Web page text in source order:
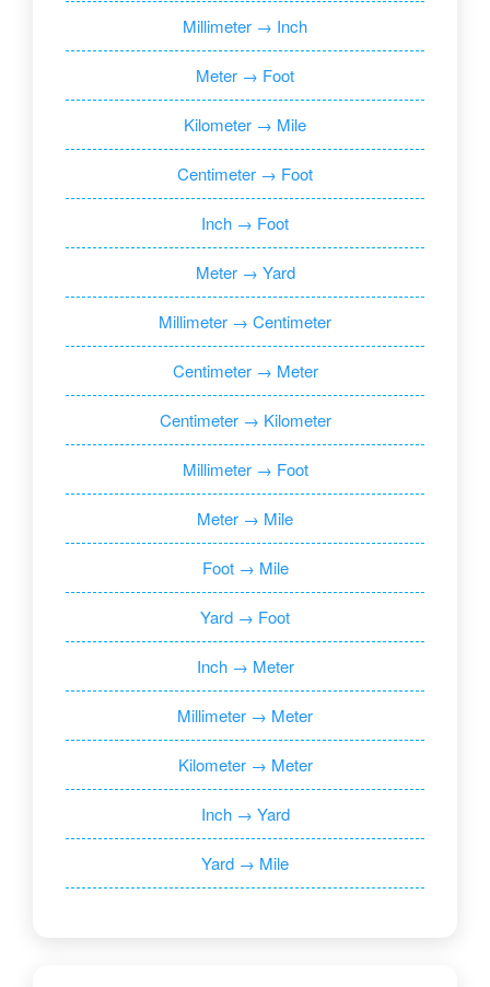
Millimeter → Inch
Meter → Foot
Kilometer → Mile
Centimeter → Foot
Inch → Foot
Meter → Yard
Millimeter → Centimeter
Centimeter → Meter
Centimeter → Kilometer
Millimeter → Foot
Meter → Mile
Foot → Mile
Yard → Foot
Inch → Meter
Millimeter → Meter
Kilometer → Meter
Inch → Yard
Yard → Mile